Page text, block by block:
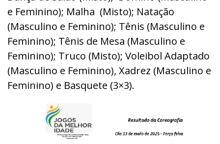
e Feminino); Malha (Misto); Natação
(Masculino e Feminino); Tênis (Masculino e
Feminino); Tênis de Mesa (Masculino e
Feminino); Truco (Misto); Voleibol Adaptado
(Masculino e Feminino), Xadrez (Masculino e
Feminino) e Basquete (3×3).